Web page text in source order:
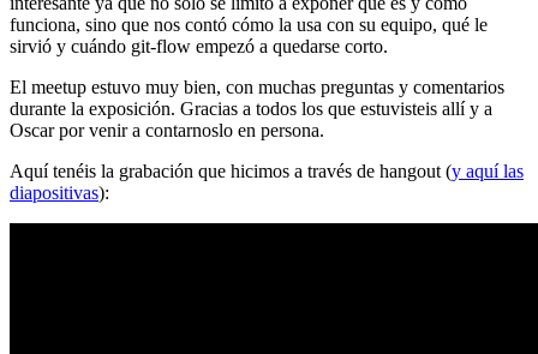
funciona, sino que nos contó cómo la usa con su equipo, qué le
sirvió y cuándo git-flow empezó a quedarse corto.
El meetup estuvo muy bien, con muchas preguntas y comentarios
durante la exposición. Gracias a todos los que estuvisteis allí y a
Oscar por venir a contarnoslo en persona.
Aquí tenéis la grabación que hicimos a través de hangout (y aquí las
diapositivas):